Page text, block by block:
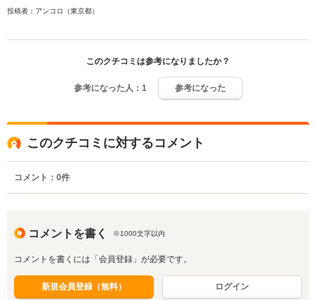
投稿者：アンコロ（東京都）
このクチコミは参考になりましたか？
参考になった人： 1 参考になった
このクチコミに対するコメント
コメント： 0件
コメントを書く ※1000文字以内
コメントを書くには「会員登録」が必要です。
新規会員登録（無料） ログイン